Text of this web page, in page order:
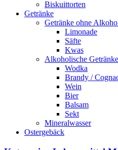
Biskuittorten
Getränke
Getränke ohne
Limonade
Säfte
Kwas
Alkoholische Getränke
Wodka
Brandy /
Wein
Bier
Balsam
Sekt
Mineralwasser
Ostergebäck